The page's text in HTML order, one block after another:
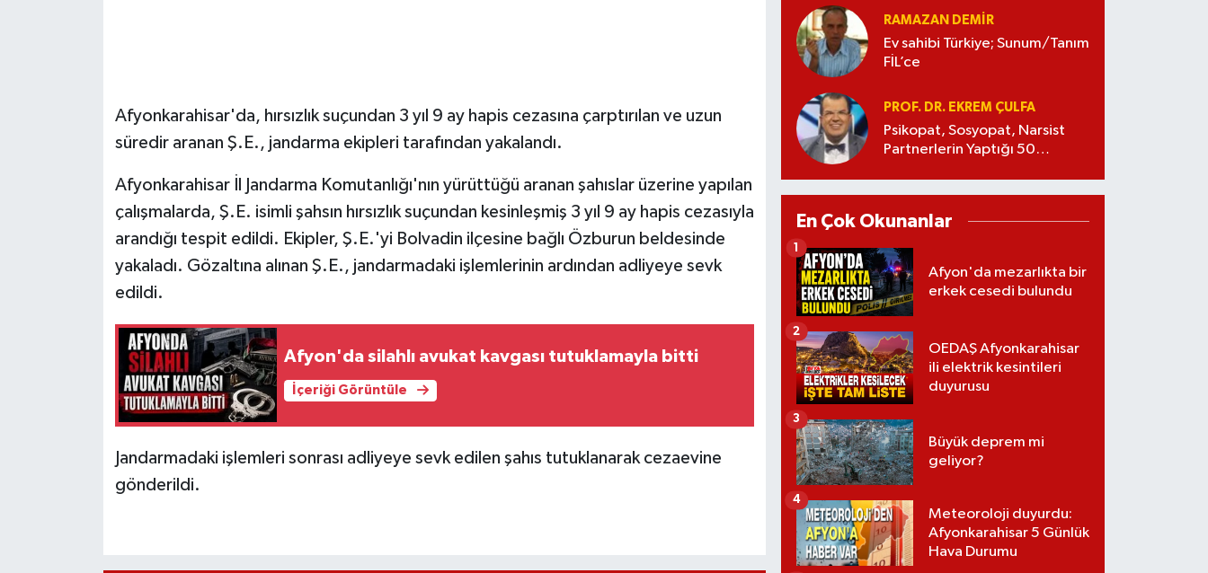
Afyonkarahisar'da, hırsızlık suçundan 3 yıl 9 ay hapis cezasına çarptırılan ve uzun
süredir aranan Ş.E., jandarma ekipleri tarafından yakalandı.
Afyonkarahisar İl Jandarma Komutanlığı'nın yürüttüğü aranan şahıslar üzerine yapılan
çalışmalarda, Ş.E. isimli şahsın hırsızlık suçundan kesinleşmiş 3 yıl 9 ay hapis cezasıyla
arandığı tespit edildi. Ekipler, Ş.E.'yi Bolvadin ilçesine bağlı Özburun beldesinde
yakaladı. Gözaltına alınan Ş.E., jandarmadaki işlemlerinin ardından adliyeye sevk
edildi.
Afyon'da silahlı avukat kavgası tutuklamayla bitti
İçeriği Görüntüle
Jandarmadaki işlemleri sonrası adliyeye sevk edilen şahıs tutuklanarak cezaevine
gönderildi.
RAMAZAN DEMİR
Ev sahibi Türkiye; Sunum/Tanım
FİL’ce
PROF. DR. EKREM ÇULFA
Psikopat, Sosyopat, Narsist
Partnerlerin Yaptığı 50
En Çok Okunanlar
Afyon'da mezarlıkta bir
erkek cesedi bulundu
1
OEDAŞ Afyonkarahisar
ili elektrik kesintileri
duyurusu
2
Büyük deprem mi
geliyor?
3
Meteoroloji duyurdu:
Afyonkarahisar 5 Günlük
Hava Durumu
4